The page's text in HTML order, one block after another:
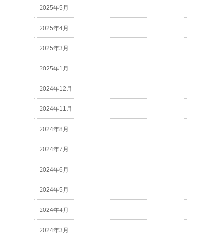
2025年5月
2025年4月
2025年3月
2025年1月
2024年12月
2024年11月
2024年8月
2024年7月
2024年6月
2024年5月
2024年4月
2024年3月